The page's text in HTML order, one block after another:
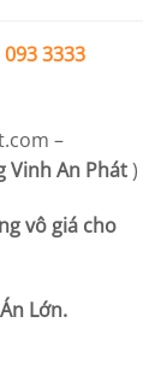
093 3333
–
Vinh An Phát)
vô giá cho
Lớn.